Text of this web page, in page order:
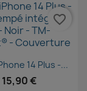
rapide
14 Plus -...
15,90 €
favorite_border